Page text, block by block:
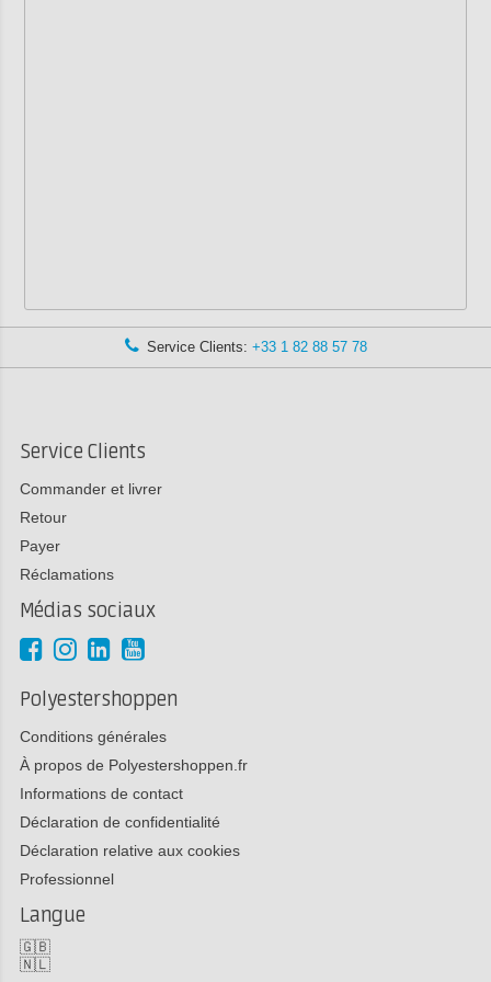
Service Clients: +33 1 82 88 57 78
Service Clients
Commander et livrer
Retour
Payer
Réclamations
Médias sociaux
Polyestershoppen
Conditions générales
À propos de Polyestershoppen.fr
Informations de contact
Déclaration de confidentialité
Déclaration relative aux cookies
Professionnel
Langue
🇬🇧
🇳🇱